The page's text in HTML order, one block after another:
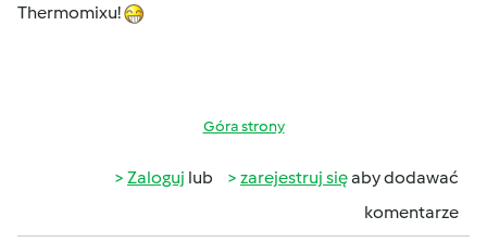
Thermomixu!
Góra strony
Zaloguj lub zarejestruj sięaby dodawać
komentarze